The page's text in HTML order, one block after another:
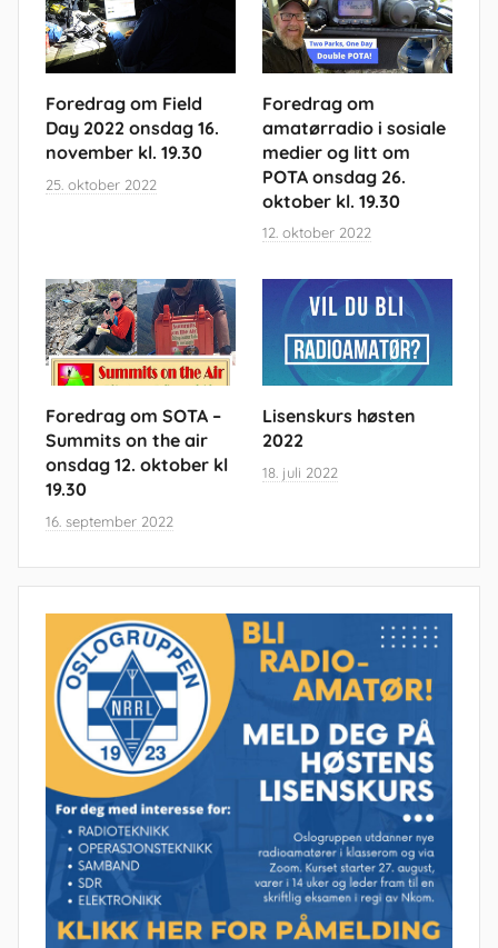
Foredrag om Field
Day 2022 onsdag 16.
november kl. 19.30
25. oktober 2022
Foredrag om
amatørradio i sosiale
medier og litt om
POTA onsdag 26.
oktober kl. 19.30
12. oktober 2022
Foredrag om SOTA –
Summits on the air
onsdag 12. oktober kl
19.30
16. september 2022
Lisenskurs høsten
2022
18. juli 2022